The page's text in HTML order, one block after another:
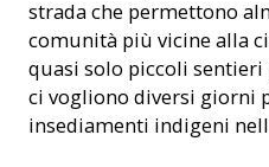
strada che permettono
comunità più vicine alla
quasi solo piccoli
ci vogliono diversi giorni
insediamenti indigeni